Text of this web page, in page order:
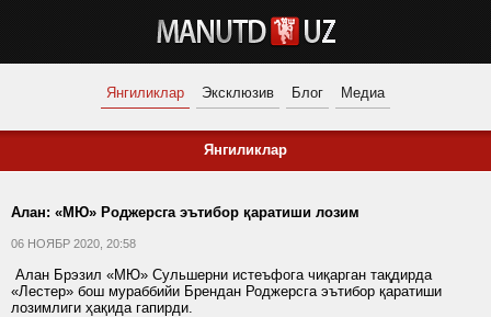
Янгиликлар Эксклюзив Блог Медиа
Янгиликлар
Алан: «МЮ» Роджерсга эътибор қаратиши лозим
06 НОЯБР 2020, 20:58
Алан Брэзил «МЮ» Сульшерни истеъфога чиқарган тақдирда
«Лестер» бош мураббийи Брендан Роджерсга эътибор қаратиши
лозимлиги ҳақида гапирди.